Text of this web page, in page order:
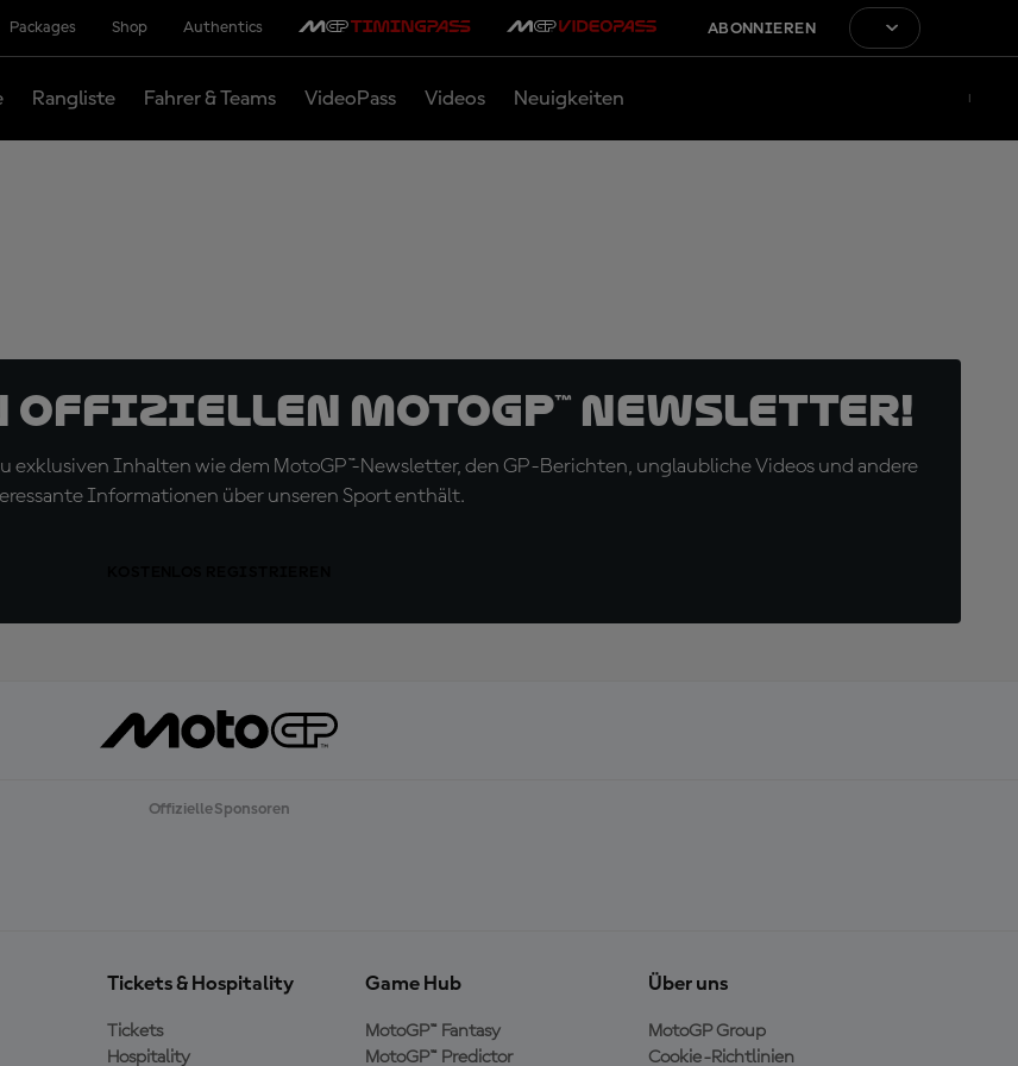
Packages Shop Authentics ABONNIEREN
Rangliste Fahrer & Teams VideoPass Videos Neuigkeiten
offiziellen MotoGP™ Newsletter!
exklusiven Inhalten wie dem MotoGP™-Newsletter, den GP-Berichten, unglaubliche Videos und andere
Informationen über unseren Sport enthält.
Offizielle Sponsoren
Tickets & Hospitality
Tickets
Hospitality
Game Hub
MotoGP™ Fantasy
MotoGP™ Predictor
Über uns
MotoGP Group
Cookie-Richtlinien